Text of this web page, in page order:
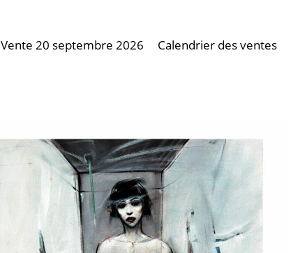
Vente 20 septembre 2026 Calendrier des ventes